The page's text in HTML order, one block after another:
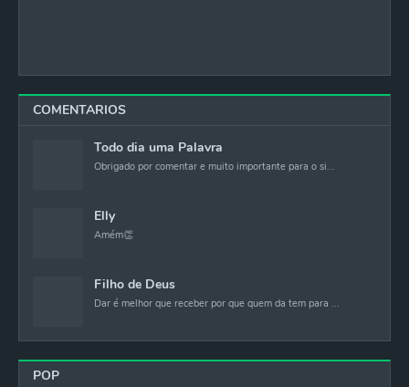
COMENTARIOS
Todo dia uma Palavra
Obrigado por comentar e muito importante para o si...
Elly
Amém👏
Filho de Deus
Dar é melhor que receber por que quem da tem para ...
POP